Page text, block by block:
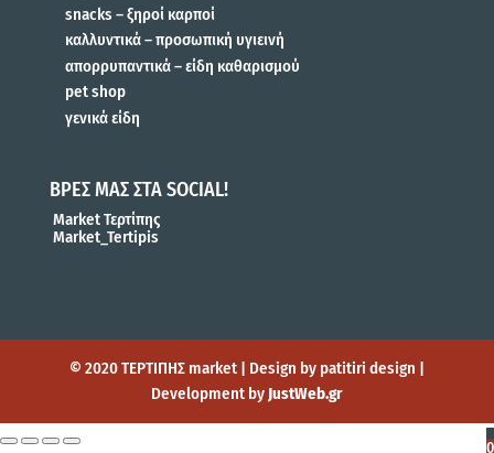
snacks – ξηροί καρποί
καλλυντικά – προσωπική υγιεινή
απορρυπαντικά – είδη καθαρισμού
pet shop
γενικά είδη
ΒΡΕΣ ΜΑΣ ΣΤΑ SOCIAL!
Market Τερτίπης
Market_Tertipis
© 2020 ΤΕΡΤΙΠΗΣ market | Design by patitiri design |
Development by JustWeb.gr
0